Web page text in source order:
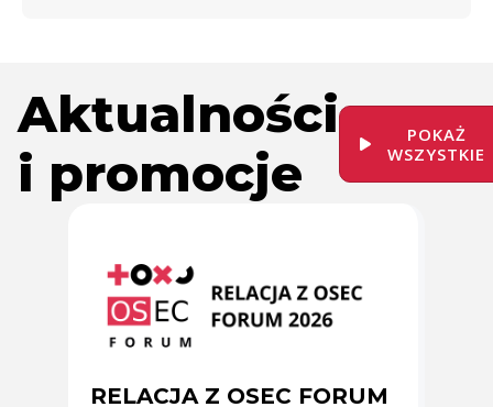
Aktualności
i promocje
POKAŻ
WSZYSTKIE
RELACJA Z OSEC FORUM